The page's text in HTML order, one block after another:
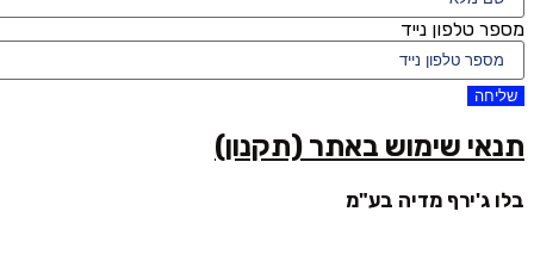
מספר טלפון נייד
שליחה
תנאי שימוש באתר (תקנון)
בלו ג'ירף מדיה בע"מ